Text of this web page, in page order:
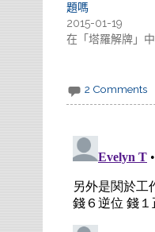
題嗎
2015-01-19
在「塔羅解牌」中
2 Comments